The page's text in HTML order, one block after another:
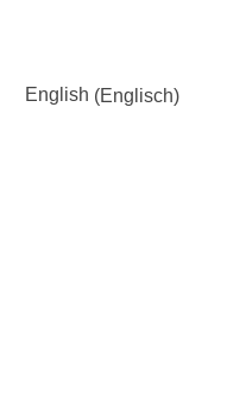
English (Englisch)